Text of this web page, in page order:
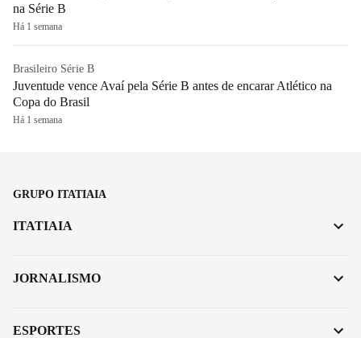
na Série B
Há 1 semana
Brasileiro Série B
Juventude vence Avaí pela Série B antes de encarar Atlético na
Copa do Brasil
Há 1 semana
GRUPO ITATIAIA
ITATIAIA
JORNALISMO
ESPORTES